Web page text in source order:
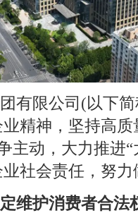
有限公司(以下
精神，坚持高
主动，大力推进
社会责任，努
维护消费者合法